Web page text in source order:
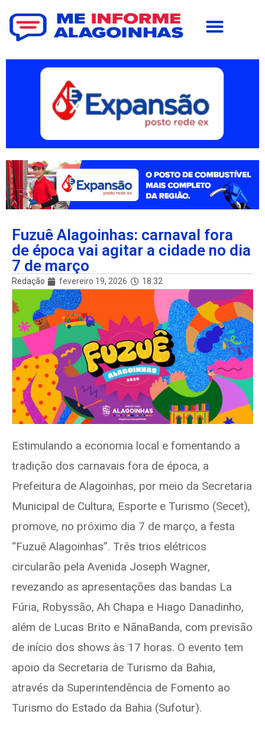
Fuzuê Alagoinhas: carnaval fora
de época vai agitar a cidade no dia
7 de março
Redação fevereiro 19, 2026 18:32
Estimulando a economia local e fomentando a
tradição dos carnavais fora de época, a
Prefeitura de Alagoinhas, por meio da Secretaria
Municipal de Cultura, Esporte e Turismo (Secet),
promove, no próximo dia 7 de março, a festa
“Fuzuê Alagoinhas”. Três trios elétricos
circularão pela Avenida Joseph Wagner,
revezando as apresentações das bandas La
Fúria, Robyssão, Ah Chapa e Hiago Danadinho,
além de Lucas Brito e NãnaBanda, com previsão
de início dos shows às 17 horas. O evento tem
apoio da Secretaria de Turismo da Bahia,
através da Superintendência de Fomento ao
Turismo do Estado da Bahia (Sufotur).